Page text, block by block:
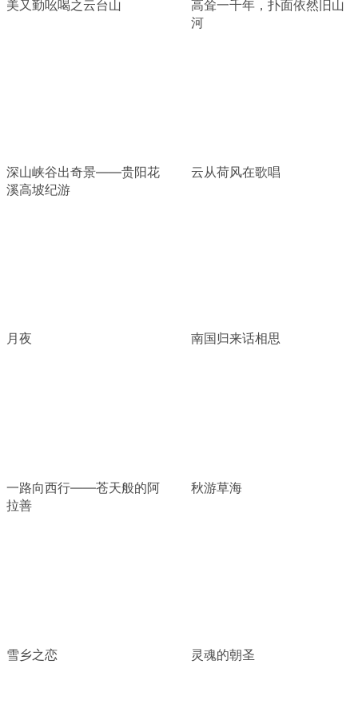
美又勤吆喝之云台山
高耸一千年，扑面依然旧山
河
深山峡谷出奇景——贵阳花
溪高坡纪游
云从荷风在歌唱
月夜 南国归来话相思
一路向西行——苍天般的阿
拉善
秋游草海
雪乡之恋 灵魂的朝圣